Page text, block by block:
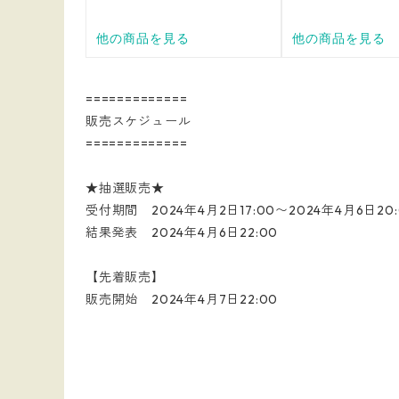
=============
販売スケジュール
=============
★抽選販売★
受付期間 2024年4月2日17:00〜2024年4月6日
結果発表 2024年4月6日22:00
【先着販売】
販売開始 2024年4月7日22:00